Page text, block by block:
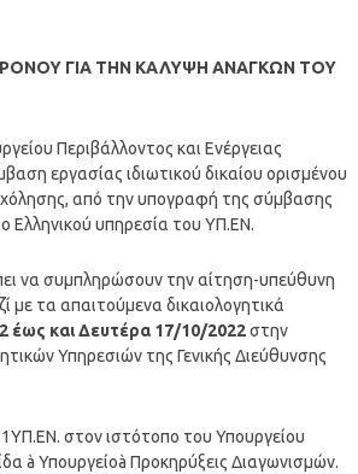
ΓΙΑ ΤΗΝ ΚΑΛΥΨΗ ΑΝΑΓΚΩΝ ΤΟΥ
Περιβάλλοντος και Ενέργειας
εργασίας ιδιωτικού δικαίου ορισμένου
από την υπογραφή της σύμβασης
Ελληνικού υπηρεσία του ΥΠ.ΕΝ.
να συμπληρώσουν την αίτηση-υπεύθυνη
τα απαιτούμενα δικαιολογητικά
έως και Δευτέρα 17/10/2022στην
Υπηρεσιών της Γενικής Διεύθυνσης
στον ιστότοπο του Υπουργείου
à Υπουργείοà Προκηρύξεις Διαγωνισμών.